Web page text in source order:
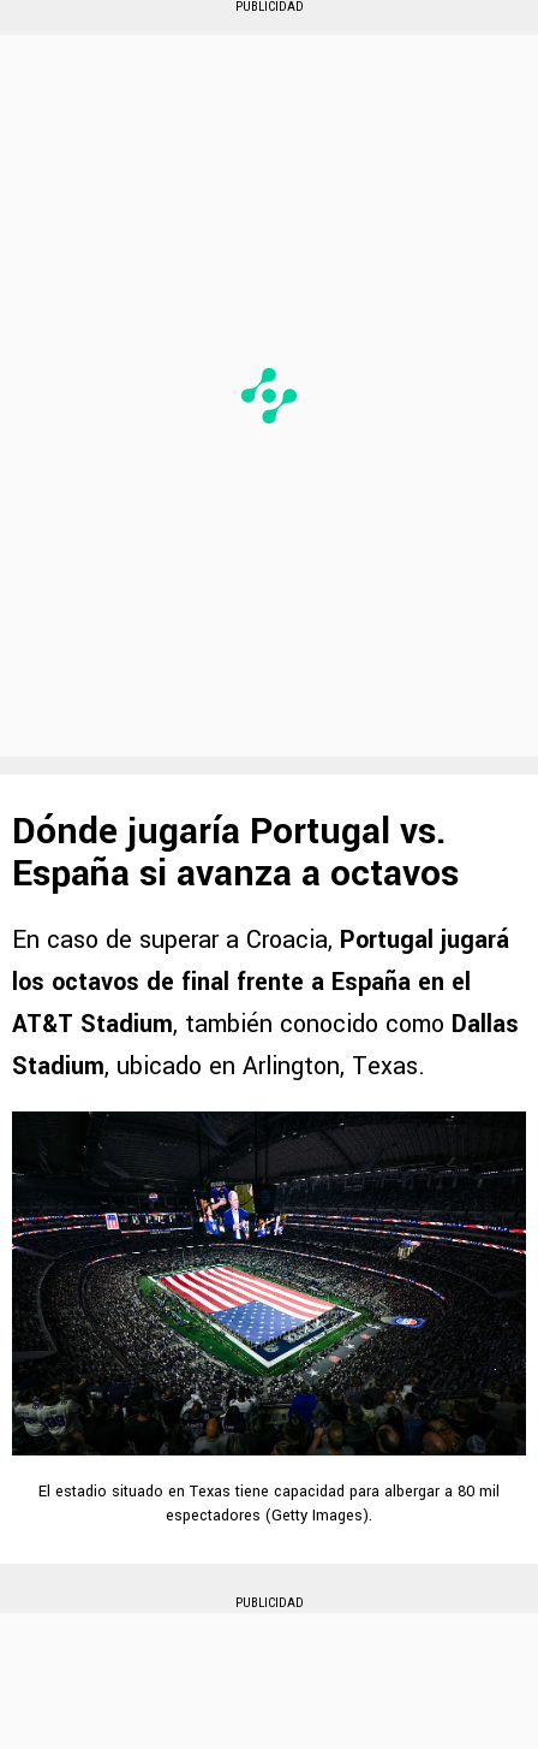
PUBLICIDAD
Dónde jugaría Portugal vs.
España si avanza a octavos
En caso de superar a Croacia, Portugal jugará
los octavos de final frente a España en el
AT&T Stadium, también conocido como Dallas
Stadium, ubicado en Arlington, Texas.
El estadio situado en Texas tiene capacidad para albergar a 80 mil
espectadores (Getty Images).
PUBLICIDAD